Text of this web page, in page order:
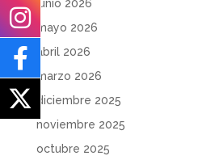
junio 2026
mayo 2026
abril 2026
marzo 2026
diciembre 2025
noviembre 2025
octubre 2025